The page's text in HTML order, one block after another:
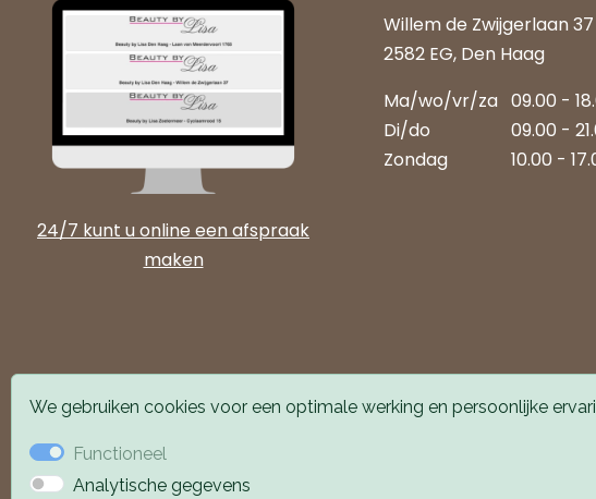
24/7 kunt u online een afspraak
maken
Willem de Zwijgerlaan 37
2582 EG, Den Haag
Ma/wo/vr/za 09.00 -
Di/do
09.00 -
Zondag
10.00 -
We gebruiken cookies voor een optimale werking en persoonlijke
Functioneel
Analytische gegevens